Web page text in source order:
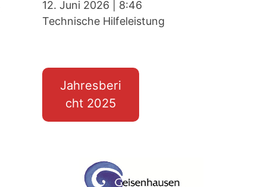
12. Juni 2026
8:46
Technische Hilfeleistung
Jahresberi
cht 2025